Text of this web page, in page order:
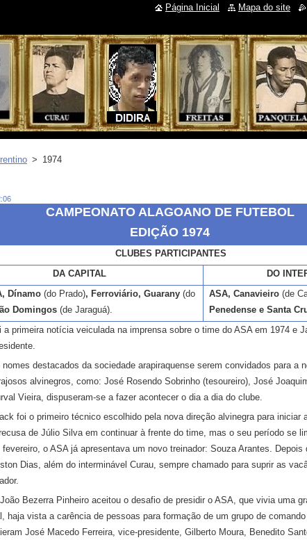
> 1974
CAMPEONATO ALAGOANO DE FUTEBOL
EDIÇÃO 1974
CLUBES PARTICIPANTES
DA CAPITAL
DO
Dínamo (do Prado), Ferroviário, Guarany (do
Domingos (de Jaraguá).
ASA, Canavieiro (de
Penedense e Santa
a primeira notícia veiculada na imprensa sobre o time do ASA em 1974 e
nomes destacados da sociedade arapiraquense serem convidados para a
alvinegros, como: José Rosendo Sobrinho (tesoureiro), José
Vieira, dispuseram-se a fazer acontecer o dia a dia do clube.
foi o primeiro técnico escolhido pela nova direção alvinegra para iniciar
de Júlio Silva em continuar à frente do time, mas o seu período se
o ASA já apresentava um novo treinador: Souza Arantes. Depois
Dias, além do interminável Curau, sempre chamado para suprir as
Bezerra Pinheiro aceitou o desafio de presidir o ASA, que vivia uma
haja vista a carência de pessoas para formação de um grupo de
José Macedo Ferreira, vice-presidente, Gilberto Moura, Benedito
Página Inicial Mapa do site